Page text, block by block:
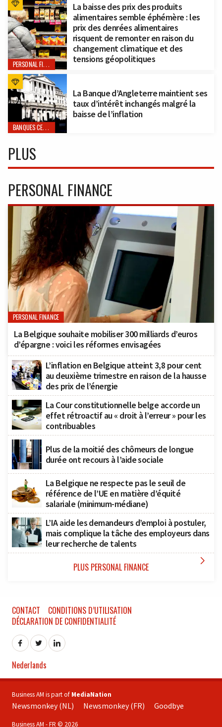
PERSONAL FINANCE
La baisse des prix des produits
alimentaires semble éphémère : les
prix des denrées alimentaires
risquent de remonter en raison du
changement climatique et des
tensions géopolitiques
BANQUES CENTRALES
La Banque d’Angleterre maintient ses
taux d’intérêt inchangés malgré la
baisse de l’inflation
PLUS
PERSONAL FINANCE
PERSONAL FINANCE
La Belgique souhaite mobiliser 300 milliards d’euros
d’épargne : voici les réformes envisagées
L’inflation en Belgique atteint 3,8 pour cent
au deuxième trimestre en raison de la hausse
des prix de l’énergie
La Cour constitutionnelle belge accorde un
effet rétroactif au « droit à l’erreur » pour les
contribuables
Plus de la moitié des chômeurs de longue
durée ont recours à l’aide sociale
La Belgique ne respecte pas le seuil de
référence de l’UE en matière d’équité
salariale (minimum-médiane)
L’IA aide les demandeurs d’emploi à postuler,
mais complique la tâche des employeurs dans
leur recherche de talents
PLUS PERSONAL FINANCE 
CONTACT
CONDITIONS D’UTILISATION
DÉCLARATION DE CONFIDENTIALITÉ
Nederlands
Business AM is part of MediaNation
Newsmonkey (NL) Newsmonkey (FR) Goodbye
Business AM - FR © 2026